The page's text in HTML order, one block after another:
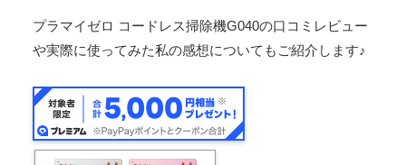
プラマイゼロ コードレス掃除機G040の口コミレビュー
や実際に使ってみた私の感想についてもご紹介します♪